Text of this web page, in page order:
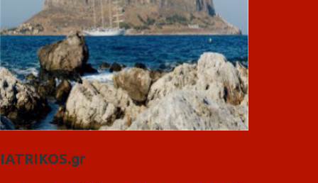
IATRIKOS.gr